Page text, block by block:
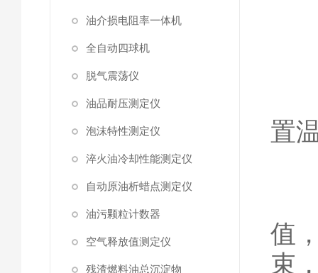
油介损电阻率一体机
全自动四球机
脱气震荡仪
油品耐压测定仪
泡沫特性测定仪
淬火油冷却性能测定仪
自动原油析蜡点测定仪
油污颗粒计数器
空气释放值测定仪
残渣燃料油总沉淀物
置
值
束